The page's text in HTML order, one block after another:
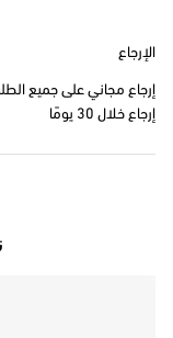
الإرجاع
إرجاع مجاني على جميع
إرجاع خلال 30 يومًا